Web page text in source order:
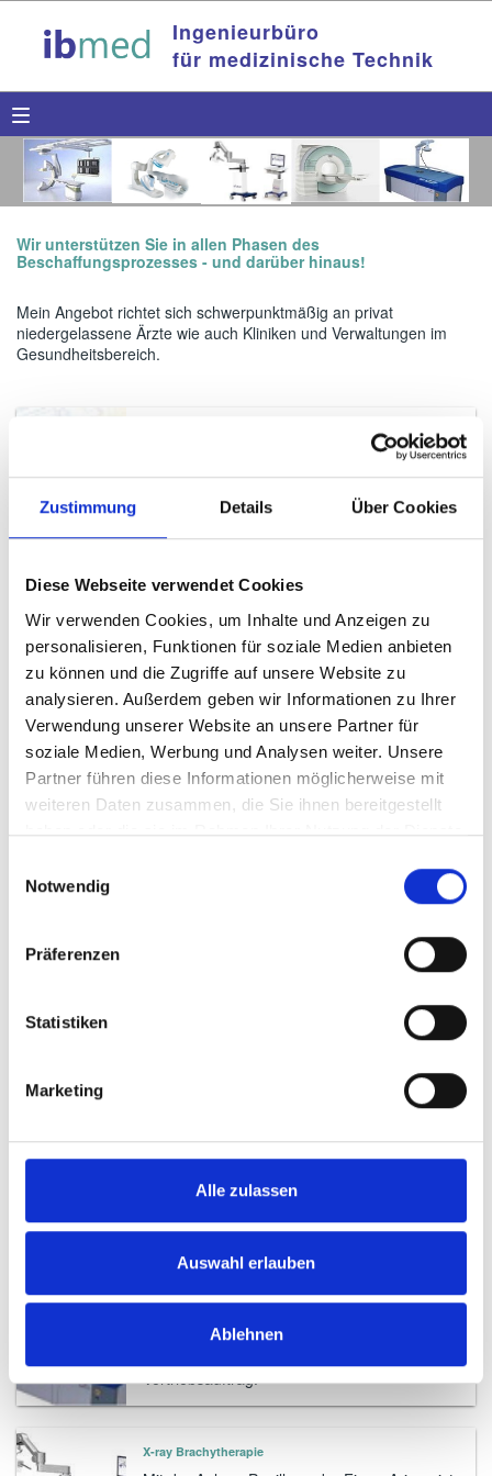
Zustimmung Details Über Cookies
Diese Webseite verwendet Cookies
Wir verwenden Cookies, um Inhalte und Anzeigen zu
personalisieren, Funktionen für soziale Medien anbieten
zu können und die Zugriffe auf unsere Website zu
analysieren. Außerdem geben wir Informationen zu Ihrer
Verwendung unserer Website an unsere Partner für
soziale Medien, Werbung und Analysen weiter. Unsere
Partner führen diese Informationen möglicherweise mit
weiteren Daten zusammen, die Sie ihnen bereitgestellt
haben oder die sie im Rahmen Ihrer Nutzung der Dienste
Notwendig
Präferenzen
Statistiken
Marketing
Alle zulassen
Auswahl erlauben
Ablehnen
Ingenieurbüro
für medizinische Technik
Wir unterstützen Sie in allen Phasen des
Beschaffungsprozesses - und darüber hinaus!
Mein Angebot richtet sich schwerpunktmäßig an privat
niedergelassene Ärzte wie auch Kliniken und Verwaltungen im
Gesundheitsbereich.
Mit unserer Marktkenntnis ermöglichen wir
Ihnen einen strukturierten Überblick über die
angebotenen Geräte und Dienstleistungen zu
Ausschreibungen
Wir unterstützen Sie bei der rechtlichen und
medizintechnischen Spezifikation sowie der
Durchführung von Ausschreibungen.
Angebotsprüfung und Auftragsvergabe
Mit unserer umfangreichen Erfahrung sichern
wir für Sie Einsparungen bei
Angebotsverhandlungen.
Wir sorgen für einen reibungslosen Ablauf
ständig über den aktuellen Stand informiert
Wir zeigen Ihnen, wie Sie Ihre laufenden
Kosten für Medizintechnik konsequent
Vermittlung von Gebrauchtgeräten
für Sie richtige Gerät zu finden.
Hyperthermie und Tumorboard
Für die Firmen Celsius37.com sowie
Vertriebsauftrag.
X-ray Brachytherapie